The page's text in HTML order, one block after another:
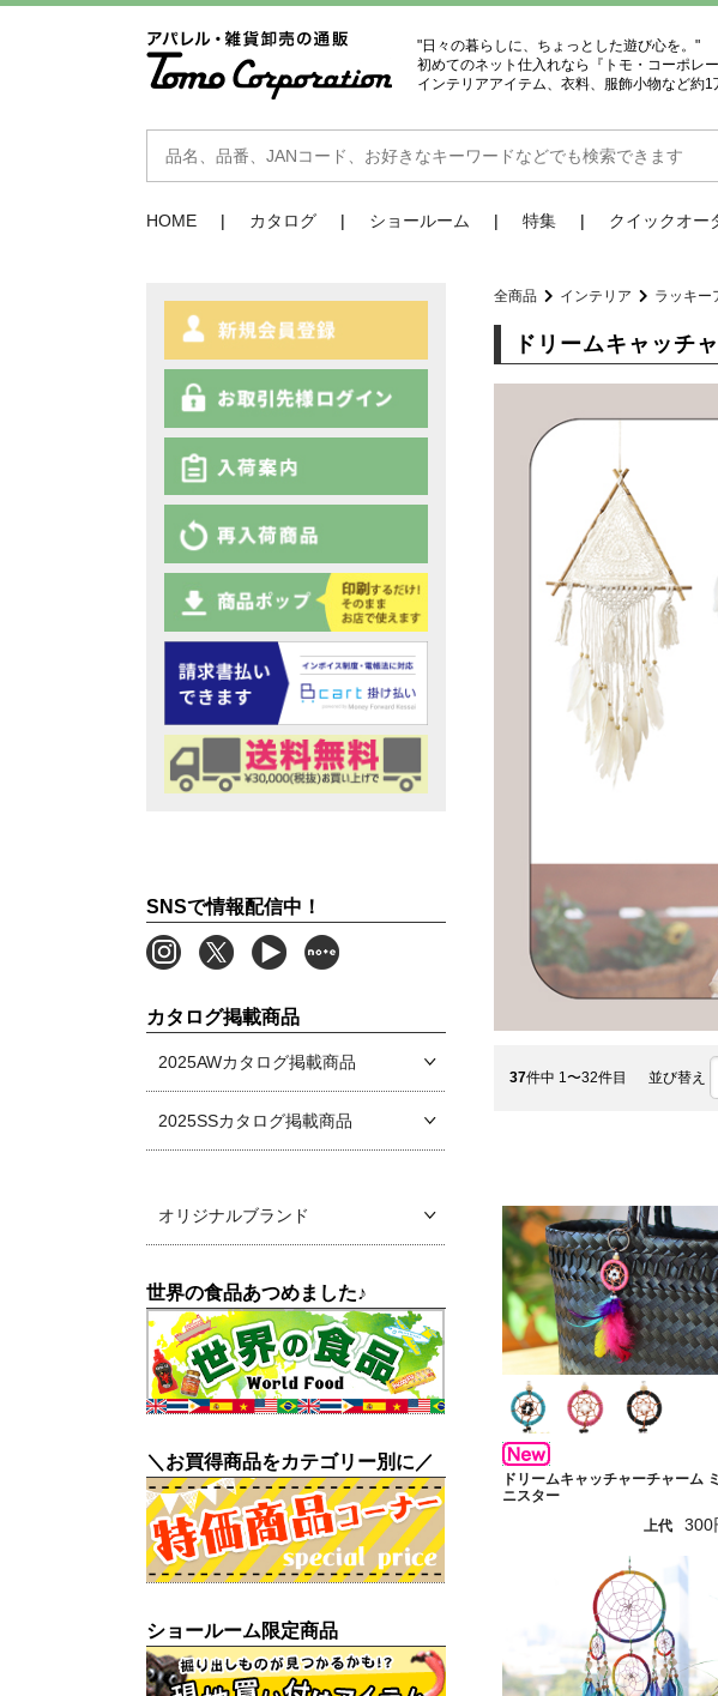
"日々の暮らしに、ちょっとした遊び心を。"
初めてのネット仕入れなら『トモ・コーポレー
インテリアアイテム、衣料、服飾小物など約1
HOME カタログ ショールーム 特集 クイックオー
全商品 インテリア ラッキー
ドリームキャッチ
37件中 1〜32件目 並び替え
ドリームキャッチャーチャーム ミ
ニスター
上代
300
SNSで情報配信中！
カタログ掲載商品
2025AWカタログ掲載商品
2025SSカタログ掲載商品
オリジナルブランド
世界の食品あつめました♪
＼お買得商品をカテゴリー別に／
ショールーム限定商品